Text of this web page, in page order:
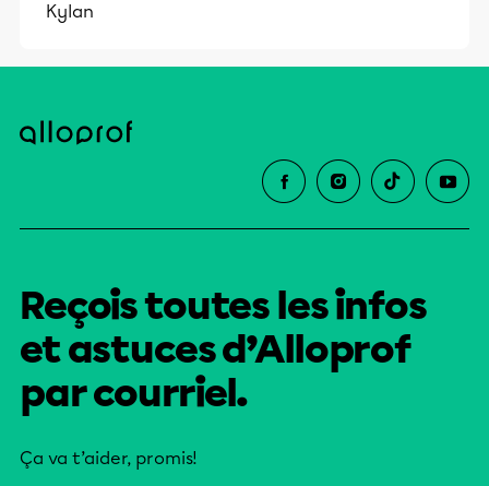
Kylan
Reçois toutes les infos
et astuces d’Alloprof
par courriel.
Ça va t’aider, promis!